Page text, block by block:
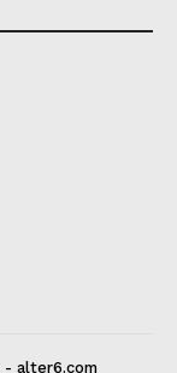
alter6.com